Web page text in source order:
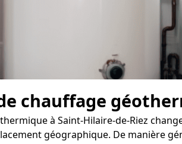
chauffage
à Saint-Hilaire-de-Riez
géographique. De manière